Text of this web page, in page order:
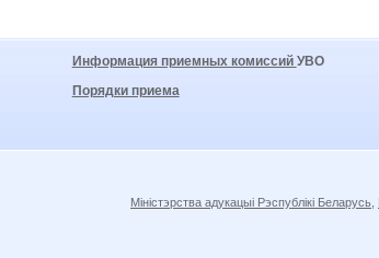
Информация приемных комиссий УВО
Порядки приема
Міністэрства адукацыі Рэспублікі Беларусь,